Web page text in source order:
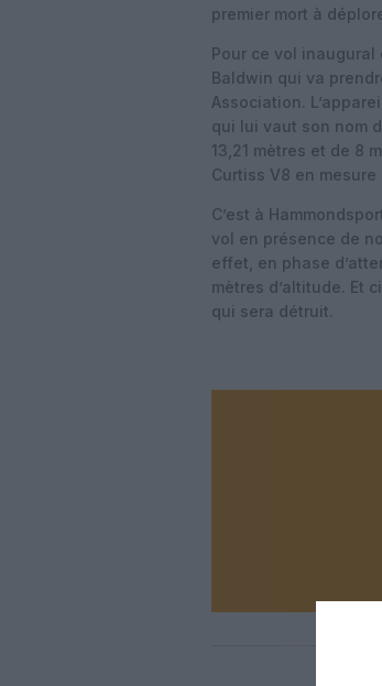
premier mort à
Pour ce vol inaugural
Baldwin qui va
Association.
qui lui vaut son nom
13,21 mètres et de 8
Curtiss V8 en
C’est à
vol en présence de
effet, en phase
mètres d’altitude. Et
qui sera détruit.